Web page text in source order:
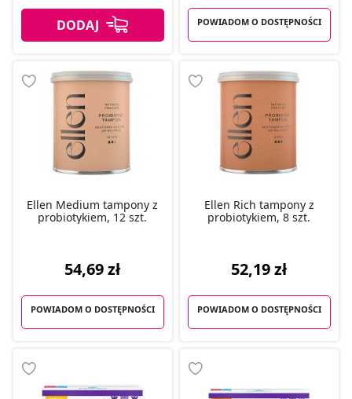
POWIADOM O DOSTĘPNOŚCI
Ellen Medium tampony z
probiotykiem, 12 szt.
54,69 zł
POWIADOM O DOSTĘPNOŚCI
Ellen Rich tampony z
probiotykiem, 8 szt.
52,19 zł
POWIADOM O DOSTĘPNOŚCI